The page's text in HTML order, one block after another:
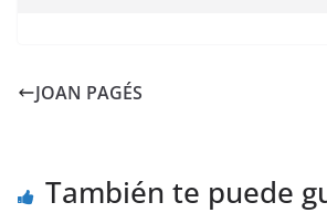
JOAN PAGÉS
También te puede